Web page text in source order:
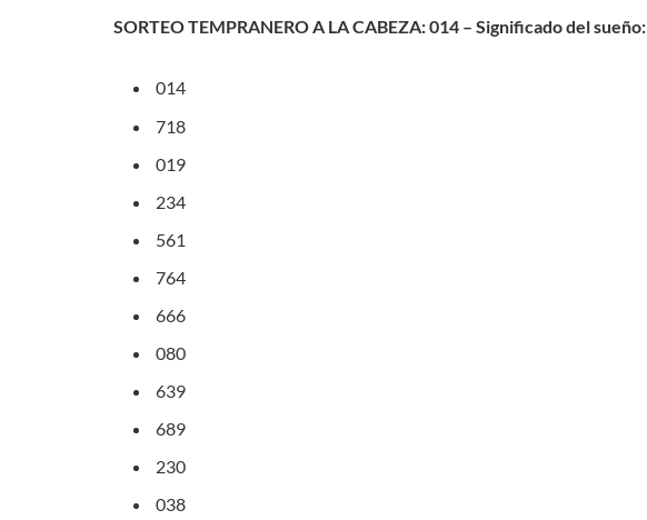
SORTEO TEMPRANERO A LA CABEZA: 014 – Significado del sueño:
014
718
019
234
561
764
666
080
639
689
230
038